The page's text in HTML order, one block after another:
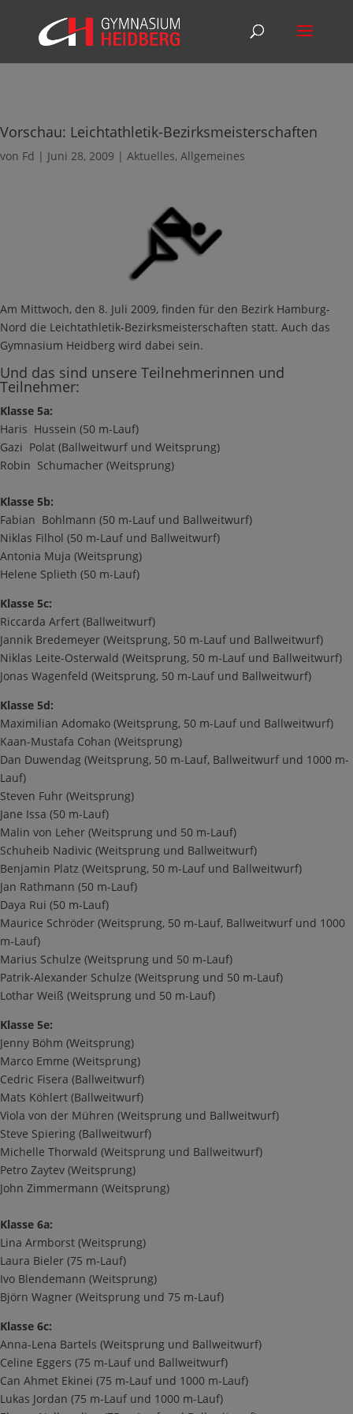
Vorschau: Leichtathletik-Bezirksmeisterschaften
von Fd | Juni 28, 2009 | Aktuelles, Allgemeines
Am Mittwoch, den 8. Juli 2009, finden für den Bezirk Hamburg-
Nord die Leichtathletik-Bezirksmeisterschaften statt. Auch das
Gymnasium Heidberg wird dabei sein.
Und das sind unsere Teilnehmerinnen und
Teilnehmer:
Klasse 5a:
Haris Hussein (50 m-Lauf)
Gazi Polat (Ballweitwurf und Weitsprung)
Robin Schumacher (Weitsprung)
Klasse 5b:
Fabian Bohlmann (50 m-Lauf und Ballweitwurf)
Niklas Filhol (50 m-Lauf und Ballweitwurf)
Antonia Muja (Weitsprung)
Helene Splieth (50 m-Lauf)
Klasse 5c:
Riccarda Arfert (Ballweitwurf)
Jannik Bredemeyer (Weitsprung, 50 m-Lauf und Ballweitwurf)
Niklas Leite-Osterwald (Weitsprung, 50 m-Lauf und Ballweitwurf)
Jonas Wagenfeld (Weitsprung, 50 m-Lauf und Ballweitwurf)
Klasse 5d:
Maximilian Adomako (Weitsprung, 50 m-Lauf und Ballweitwurf)
Kaan-Mustafa Cohan (Weitsprung)
Dan Duwendag (Weitsprung, 50 m-Lauf, Ballweitwurf und 1000 m-
Lauf)
Steven Fuhr (Weitsprung)
Jane Issa (50 m-Lauf)
Malin von Leher (Weitsprung und 50 m-Lauf)
Schuheib Nadivic (Weitsprung und Ballweitwurf)
Benjamin Platz (Weitsprung, 50 m-Lauf und Ballweitwurf)
Jan Rathmann (50 m-Lauf)
Daya Rui (50 m-Lauf)
Maurice Schröder (Weitsprung, 50 m-Lauf, Ballweitwurf und 1000
m-Lauf)
Marius Schulze (Weitsprung und 50 m-Lauf)
Patrik-Alexander Schulze (Weitsprung und 50 m-Lauf)
Lothar Weiß (Weitsprung und 50 m-Lauf)
Klasse 5e:
Jenny Böhm (Weitsprung)
Marco Emme (Weitsprung)
Cedric Fisera (Ballweitwurf)
Mats Köhlert (Ballweitwurf)
Viola von der Mühren (Weitsprung und Ballweitwurf)
Steve Spiering (Ballweitwurf)
Michelle Thorwald (Weitsprung und Ballweitwurf)
Petro Zaytev (Weitsprung)
John Zimmermann (Weitsprung)
Klasse 6a:
Lina Armborst (Weitsprung)
Laura Bieler (75 m-Lauf)
Ivo Blendemann (Weitsprung)
Björn Wagner (Weitsprung und 75 m-Lauf)
Klasse 6c:
Anna-Lena Bartels (Weitsprung und Ballweitwurf)
Celine Eggers (75 m-Lauf und Ballweitwurf)
Can Ahmet Ekinei (75 m-Lauf und 1000 m-Lauf)
Lukas Jordan (75 m-Lauf und 1000 m-Lauf)